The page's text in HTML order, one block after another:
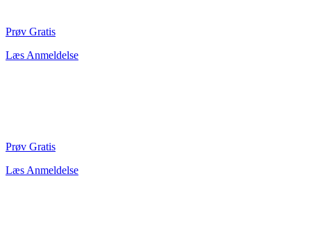
Prøv Gratis
Læs Anmeldelse
Prøv Gratis
Læs Anmeldelse